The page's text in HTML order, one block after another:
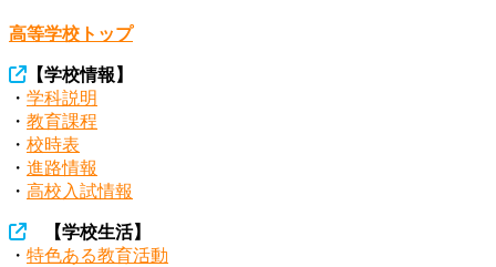
高等学校トップ
【学校情報】
・ 学科説明
・ 教育課程
・ 校時表
・ 進路情報
・ 高校入試情報
【学校生活】
・ 特色ある教育活動